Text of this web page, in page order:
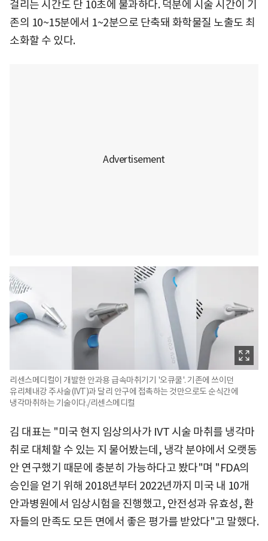
걸리는 시간도 단 10초에 불과하다. 덕분에 시술 시간이 기
존의 10~15분에서 1~2분으로 단축돼 화학물질 노출도 최
소화할 수 있다.
리센스메디컬이 개발한 안과용 급속마취기기 '오큐쿨'. 기존에 쓰이던
유리체내강 주사술(IVT)과 달리 안구에 접촉하는 것만으로도 순식간에
냉각마취하는 기술이다./리센스메디컬
김 대표는 "미국 현지 임상의사가 IVT 시술 마취를 냉각마
취로 대체할 수 있는 지 물어봤는데, 냉각 분야에서 오랫동
안 연구했기 때문에 충분히 가능하다고 봤다"며 "FDA의
승인을 얻기 위해 2018년부터 2022년까지 미국 내 10개
안과병원에서 임상시험을 진행했고, 안전성과 유효성, 환
자들의 만족도 모든 면에서 좋은 평가를 받았다"고 말했다.